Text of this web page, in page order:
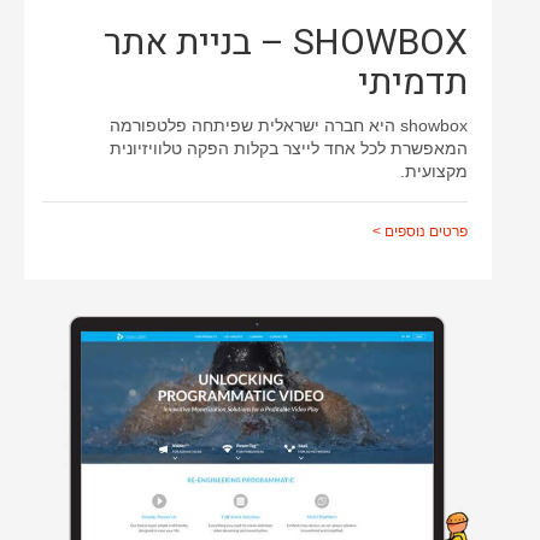
ממשק משתמש
עיצוב אתרים
שינוי עיצוב תבנית
SHOWBOX – בניית אתר
תדמיתי
showbox היא חברה ישראלית שפיתחה פלטפורמה
המאפשרת לכל אחד לייצר בקלות הפקה טלוויזיונית
מקצועית.
פרטים נוספים >